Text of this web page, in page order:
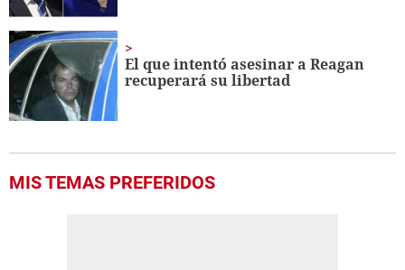
El que intentó asesinar a Reagan
recuperará su libertad
MIS TEMAS PREFERIDOS